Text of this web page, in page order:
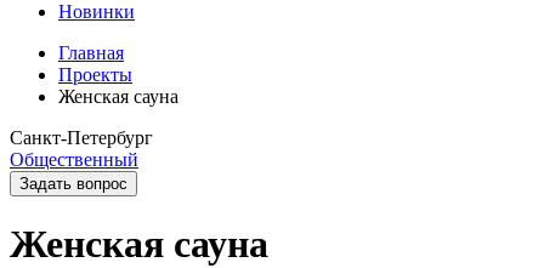
Новинки
Главная
Проекты
Женская сауна
Санкт-Петербург
Общественный
Задать вопрос
Женская сауна